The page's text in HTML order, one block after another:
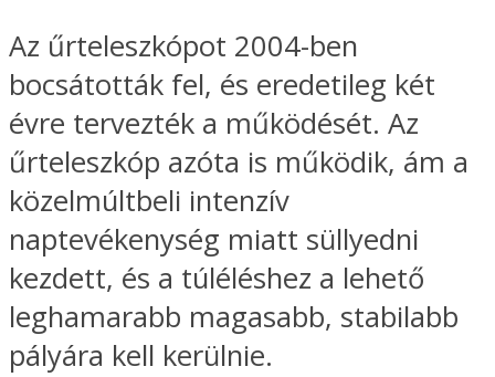
Az űrteleszkópot 2004-ben
bocsátották fel, és eredetileg két
évre tervezték a működését. Az
űrteleszkóp azóta is működik, ám a
közelmúltbeli intenzív
naptevékenység miatt süllyedni
kezdett, és a túléléshez a lehető
leghamarabb magasabb, stabilabb
pályára kell kerülnie.